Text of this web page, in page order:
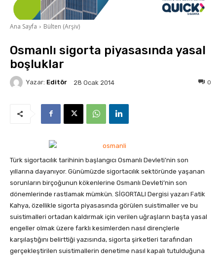
Ana Sayfa Bülten (Arşiv)
Osmanlı sigorta piyasasında yasal
boşluklar
Yazar: Editör 28 Ocak 2014 0
Türk sigortacılık tarihinin başlangıcı Osmanlı Devleti’nin son
yıllarına dayanıyor. Günümüzde sigortacılık sektöründe yaşanan
sorunların birçoğunun kökenlerine Osmanlı Devleti’nin son
dönemlerinde rastlamak mümkün. SİGORTALI Dergisi yazarı Fatik
Kahya, özellikle sigorta piyasasında görülen suistimaller ve bu
suistimalleri ortadan kaldırmak için verilen uğraşların başta yasal
engeller olmak üzere farklı kesimlerden nasıl dirençlerle
karşılaştığını belirttiği yazısında, sigorta şirketleri tarafından
gerçekleştirilen suistimallerin denetime nasıl kapalı tutulduğuna